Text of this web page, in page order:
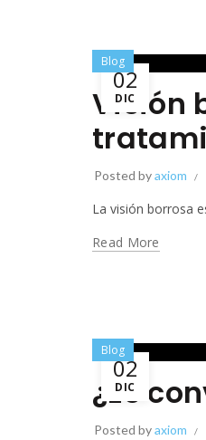
02
DIC
Blog
Visión
Posted byaxiom
La visión borrosa
Read More
02
DIC
Blog
¿Es
Posted byaxiom